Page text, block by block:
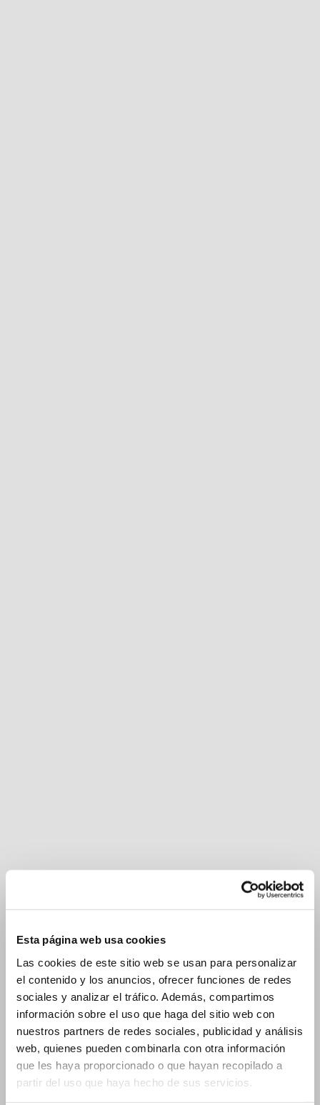
Esta página web usa cookies
Las cookies de este sitio web se usan para personalizar
el contenido y los anuncios, ofrecer funciones de redes
sociales y analizar el tráfico. Además, compartimos
información sobre el uso que haga del sitio web con
nuestros partners de redes sociales, publicidad y análisis
web, quienes pueden combinarla con otra información
que les haya proporcionado o que hayan recopilado a
partir del uso que haya hecho de sus servicios.